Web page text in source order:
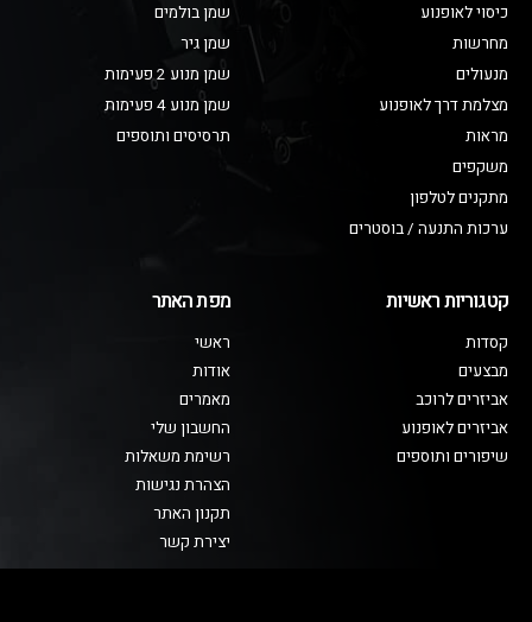
כיסוי לאופנוע
מחרשות
מנעולים
מצלמת דרך לאופנוע
מראות
משקפים
מתקנים לטלפון
ערכות התנעה / בוסטרים
שמן בולמים
שמן גיר
שמן מנוע 2 פעימות
שמן מנוע 4 פעימות
תרסיסים ותוספים
קטגוריות ראשיות
קסדות
מבצעים
אביזרים לרוכב
אביזרים לאופנוע
שיפורים ותוספים
מפת האתר
ראשי
אודות
מאמרים
החשבון שלי
רשימת משאלות
הצהרת נגישות
תקנון האתר
יצירת קשר